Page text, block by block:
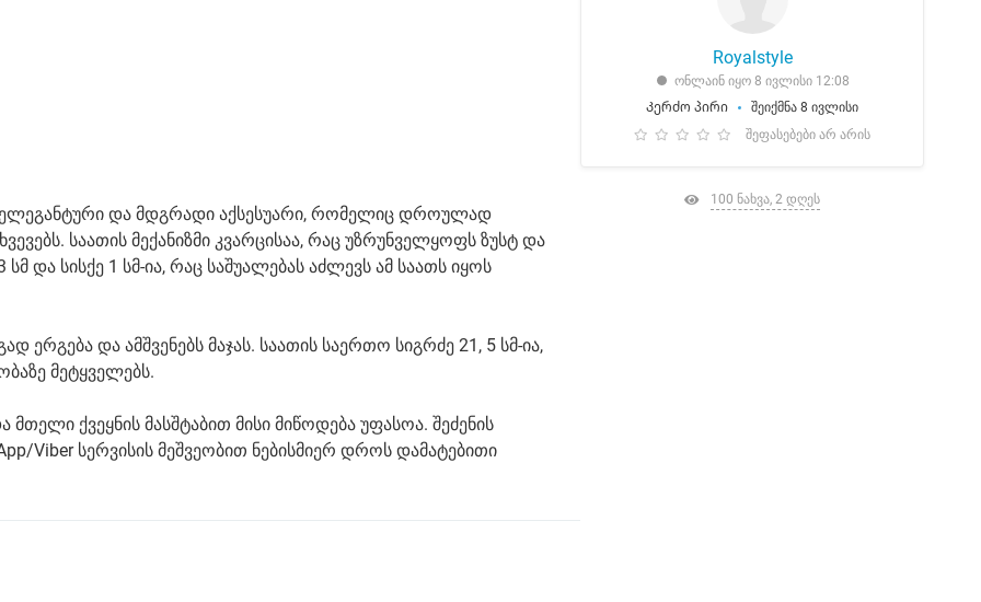
და მდგრადი აქსესუარი, რომელიც დროულად
საათის მექანიზმი კვარცისაა, რაც უზრუნველყოფს ზუსტ და
და სისქე 1 სმ-ია, რაც საშუალებას აძლევს ამ საათს იყოს
ერგება და ამშვენებს მაჯას. საათის საერთო სიგრძე 21, 5 სმ-ია,
მეტყველებს.
ქვეყნის მასშტაბით მისი მიწოდება უფასოა. შეძენის
Viber სერვისის მეშვეობით ნებისმიერ დროს დამატებითი
Royalstyle
ონლაინ იყო 8 ივლისი 12:08
Კერძო პირი
შეიქმნა 8 ივლისი
შეფასებები არ არის
100 ნახვა, 2 დღეს